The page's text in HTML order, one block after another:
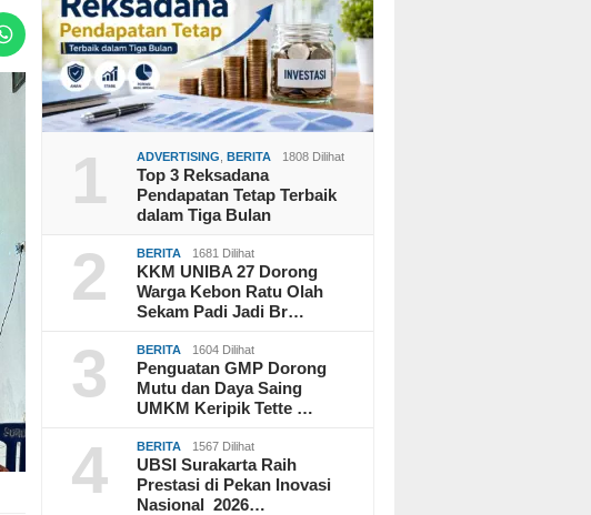
1 ADVERTISING ,BERITA 1808 Dilihat
Top 3 Reksadana
Pendapatan Tetap Terbaik
dalam Tiga Bulan
2 BERITA 1681 Dilihat
KKM UNIBA 27 Dorong
Warga Kebon Ratu Olah
Sekam Padi Jadi Br…
3 BERITA 1604 Dilihat
Penguatan GMP Dorong
Mutu dan Daya Saing
UMKM Keripik Tette …
4 BERITA 1567 Dilihat
UBSI Surakarta Raih
Prestasi di Pekan Inovasi
Nasional 2026…